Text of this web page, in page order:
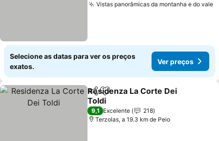
Vistas panorâmicas da montanha e do vale
Selecione as datas para ver os preços
exatos.
Ver preços
PartilharAdicionar aos favoritos
Residenza La Corte Dei
Toldi
Ver preços
9,1 Excelente
218
Terzolas, a 19.3 km de Peio